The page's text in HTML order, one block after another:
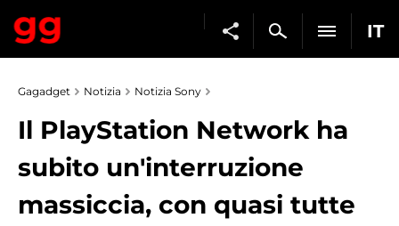
IT
Gagadget Notizia Notizia Sony
Il PlayStation Network ha
subito un'interruzione
massiccia, con quasi tutte